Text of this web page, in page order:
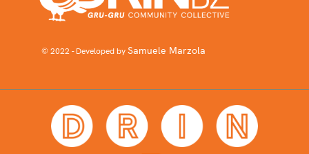
© 2022 - Developed bySamuele Marzola